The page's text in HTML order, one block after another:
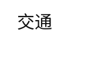
交通